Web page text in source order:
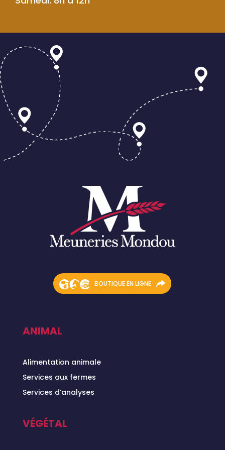
BOUTIQUE EN LIGNE
ANIMAL
Alimentation animale
Services aux fermes
Services d’analyses
VÉGÉTAL